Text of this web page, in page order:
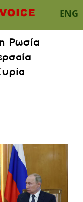
ENG
Ρωσία